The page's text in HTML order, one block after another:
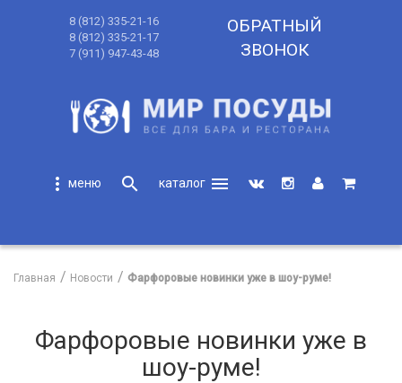
8 (812) 335-21-16
8 (812) 335-21-17
7 (911) 947-43-48
ОБРАТНЫЙ
ЗВОНОК
more_vert search
menu
Главная Новости Фарфоровые новинки уже в шоу-руме!
Фарфоровые новинки уже в
шоу-руме!